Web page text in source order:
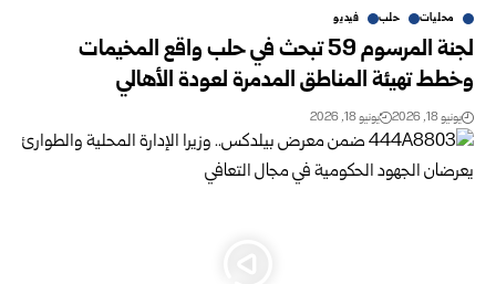
محليات حلب فيديو
لجنة المرسوم 59 تبحث في حلب واقع المخيمات
وخطط تهيئة المناطق المدمرة لعودة الأهالي
يونيو 18, 2026 يونيو 18, 2026